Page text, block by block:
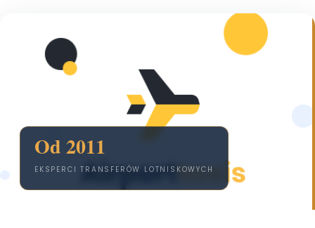
Od 2011
EKSPERCI TRANSFERÓW LOTNISKOWYCH